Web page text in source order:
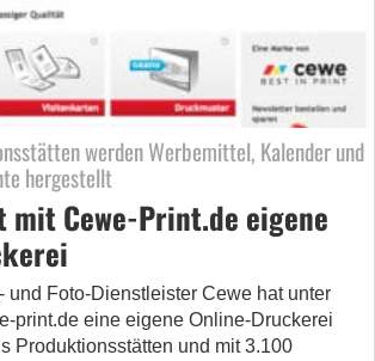
werden Werbemittel, Kalender und
hergestellt
mit Cewe-Print.de eigene
und Foto-Dienstleister Cewe hat unter
print.de eine eigene Online-Druckerei
Produktionsstätten und mit 3.100